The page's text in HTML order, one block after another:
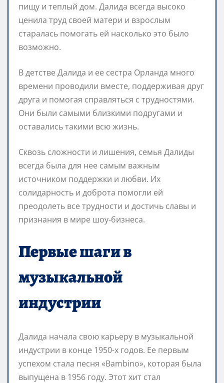
пищу и теплый дом. Далида всегда высоко
ценила труд своей матери и взрослым
старалась помогать ей насколько это было
возможно.
В детстве Далида и ее сестра Орланда много
времени проводили вместе, поддерживая друг
друга и помогая справляться с трудностями.
Они были самыми близкими подругами и
оставались такими всю жизнь.
Сквозь сложности и лишения, семья Далиды
всегда была для нее самым важным
источником поддержки и любви. Их
солидарность и доброта помогли ей
преодолеть все трудности и достичь славы и
признания в мире шоу-бизнеса.
Первые шаги в
музыкальной
индустрии
Далида начала свою карьеру в музыкальной
индустрии в конце 1950-х годов. Ее первым
успехом стала песня «Bambino», которая была
выпущена в 1956 году. Этот хит стал